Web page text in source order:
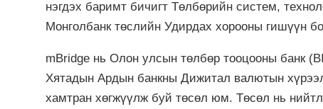
нэгдэх баримт бичигт Төлбөрийн систем,
Монголбанк төслийн Удирдах хорооны гишүүн
mBridge нь Олон улсын төлбөр тооцооны банк
Хятадын Ардын банкны Дижитал валютын
хамтран хөгжүүлж буй төсөл юм. Төсөл нь